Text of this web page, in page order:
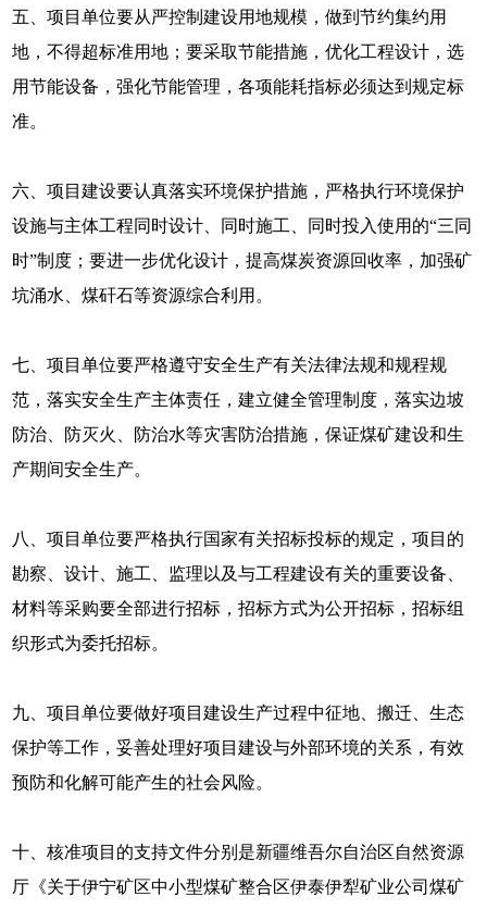
五、项目单位要从严控制建设用地规模，做到节约集约用
地，不得超标准用地；要采取节能措施，优化工程设计，选
用节能设备，强化节能管理，各项能耗指标必须达到规定标
准。
六、项目建设要认真落实环境保护措施，严格执行环境保护
设施与主体工程同时设计、同时施工、同时投入使用的“三同
时”制度；要进一步优化设计，提高煤炭资源回收率，加强矿
坑涌水、煤矸石等资源综合利用。
七、项目单位要严格遵守安全生产有关法律法规和规程规
范，落实安全生产主体责任，建立健全管理制度，落实边坡
防治、防灭火、防治水等灾害防治措施，保证煤矿建设和生
产期间安全生产。
八、项目单位要严格执行国家有关招标投标的规定，项目的
勘察、设计、施工、监理以及与工程建设有关的重要设备、
材料等采购要全部进行招标，招标方式为公开招标，招标组
织形式为委托招标。
九、项目单位要做好项目建设生产过程中征地、搬迁、生态
保护等工作，妥善处理好项目建设与外部环境的关系，有效
预防和化解可能产生的社会风险。
十、核准项目的支持文件分别是新疆维吾尔自治区自然资源
厅《关于伊宁矿区中小型煤矿整合区伊泰伊犁矿业公司煤矿